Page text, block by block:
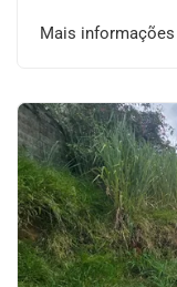
Mais informações